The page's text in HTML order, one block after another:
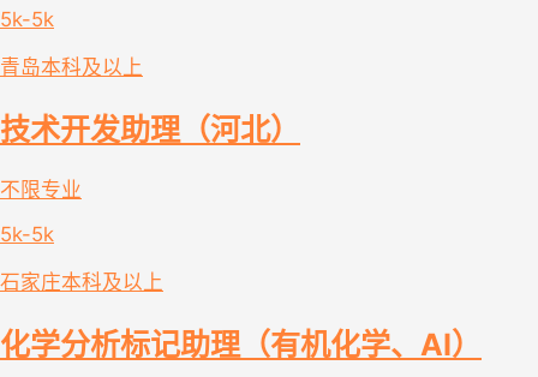
5k-5k
青岛本科及以上
技术开发助理（河北）
不限专业
5k-5k
石家庄本科及以上
化学分析标记助理（有机化学、AI）